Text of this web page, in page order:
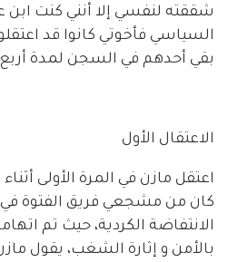
شققته لنفسي إلا أنني كنت
السياسي فأخوتي كانوا قد
بقي أحدهم في السجن لمدة
الاعتقال الأول
كان من مشجعي فريق الفتوة في
الانتفاضة الكردية، حيث تم
بالأمن و إثارة الشغب، يقول